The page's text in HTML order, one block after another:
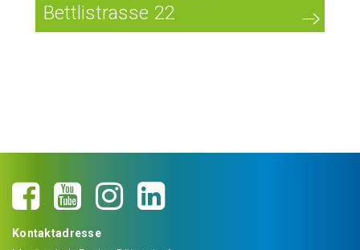
Bettlistrasse 22
Kontaktadresse